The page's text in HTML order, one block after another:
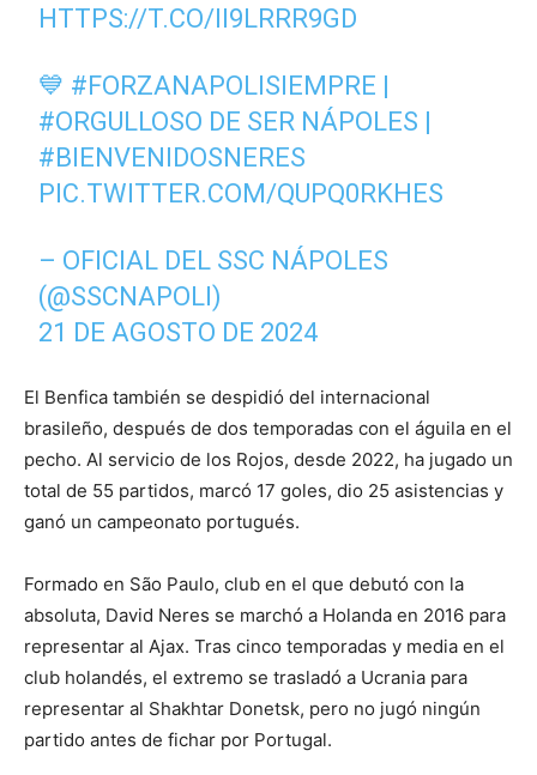
HTTPS://T.CO/II9LRRR9GD
💙 #FORZANAPOLISIEMPRE |
#ORGULLOSO DE SER NÁPOLES |
#BIENVENIDOSNERES
PIC.TWITTER.COM/QUPQ0RKHES
– OFICIAL DEL SSC NÁPOLES
(@SSCNAPOLI)
21 DE AGOSTO DE 2024
El Benfica también se despidió del internacional
brasileño, después de dos temporadas con el águila en el
pecho. Al servicio de los Rojos, desde 2022, ha jugado un
total de 55 partidos, marcó 17 goles, dio 25 asistencias y
ganó un campeonato portugués.
Formado en São Paulo, club en el que debutó con la
absoluta, David Neres se marchó a Holanda en 2016 para
representar al Ajax. Tras cinco temporadas y media en el
club holandés, el extremo se trasladó a Ucrania para
representar al Shakhtar Donetsk, pero no jugó ningún
partido antes de fichar por Portugal.